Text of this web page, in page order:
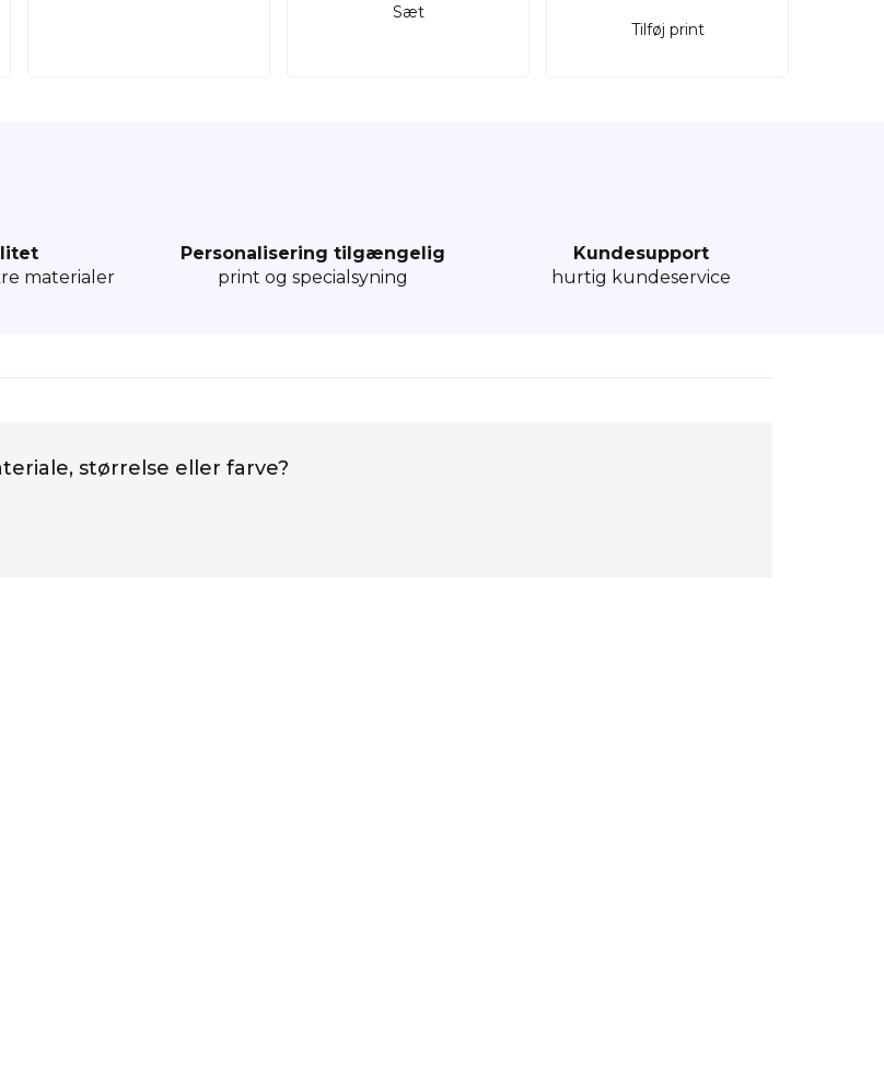
Sæt
Tilføj print
materialer
Personalisering tilgængelig
print og specialsyning
Kundesupport
hurtig kundeservice
størrelse eller farve?